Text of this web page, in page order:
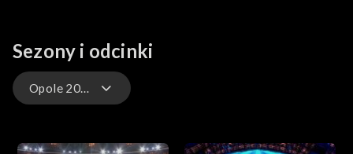
Sezony i odcinki
Opole 2026